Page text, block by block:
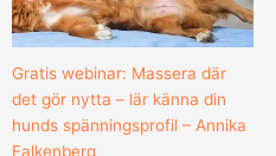
Gratis webinar: Massera där
det gör nytta – lär känna din
hunds spänningsprofil – Annika
Falkenberg